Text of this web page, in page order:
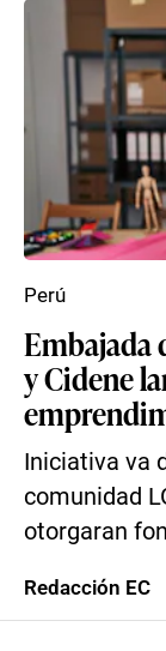
Embajada
y Cidene
Iniciativa va
comunidad
otorgaran
Perú
Redacción EC